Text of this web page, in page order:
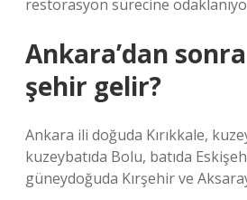
restorasyon sürecine
Ankara’dan
şehir gelir?
Ankara ili doğuda Kırıkkale,
kuzeybatıda Bolu, batıda
güneydoğuda Kırşehir ve